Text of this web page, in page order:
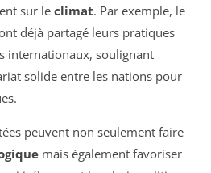
sur le climat. Par exemple, le
déjà partagé leurs pratiques
internationaux, soulignant
solide entre les nations pour
peuvent non seulement faire
mais également favoriser